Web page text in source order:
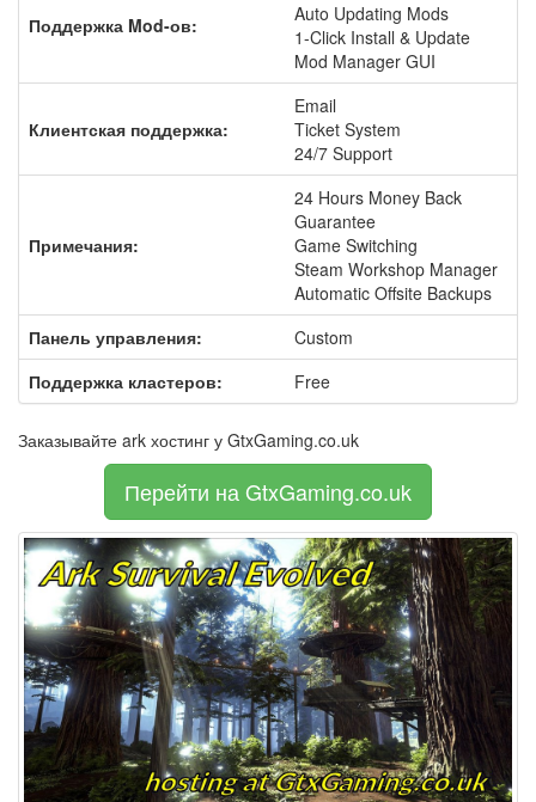
Поддержка Mod-ов:
Auto Updating Mods
1-Click Install & Update
Mod Manager GUI
Клиентская поддержка:
Email
Ticket System
24/7 Support
Примечания:
24 Hours Money Back
Guarantee
Game Switching
Steam Workshop Manager
Automatic Offsite Backups
Панель управления:
Custom
Поддержка кластеров:
Free
Заказывайте ark хостинг у GtxGaming.co.uk
Перейти на GtxGaming.co.uk